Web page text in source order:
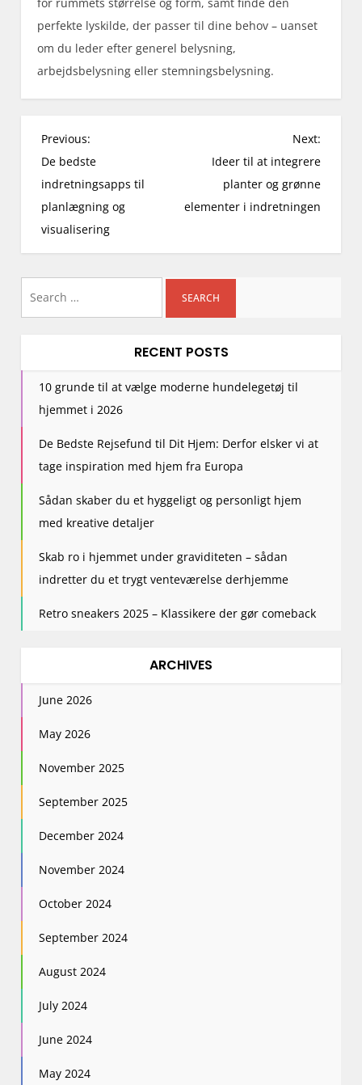
perfekte lyskilde, der passer til dine behov – uanset
om du leder efter generel belysning,
arbejdsbelysning eller stemningsbelysning.
P
o
s
t
n
i
g
i
o
n
Previous:
De bedste
indretningsapps til
planlægning og
visualisering
Next:
Ideer til at integrere
planter og grønne
elementer i indretningen
RECENT POSTS
10 grunde til at vælge moderne hundelegetøj til
hjemmet i 2026
De Bedste Rejsefund til Dit Hjem: Derfor elsker vi at
tage inspiration med hjem fra Europa
Sådan skaber du et hyggeligt og personligt hjem
med kreative detaljer
Skab ro i hjemmet under graviditeten – sådan
indretter du et trygt venteværelse derhjemme
Retro sneakers 2025 – Klassikere der gør comeback
ARCHIVES
June 2026
May 2026
November 2025
September 2025
December 2024
November 2024
October 2024
September 2024
August 2024
July 2024
June 2024
May 2024